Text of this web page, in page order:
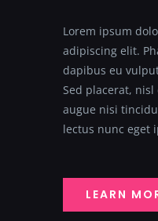
Lorem ipsum
adipiscing elit.
dapibus eu
Sed placerat,
augue nisi
lectus nunc eget
LEARN